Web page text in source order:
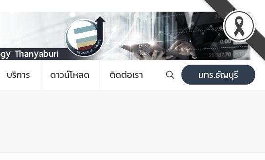
บริการ ดาวน์โหลด ติดต่อเรา มทร.ธัญบุรี